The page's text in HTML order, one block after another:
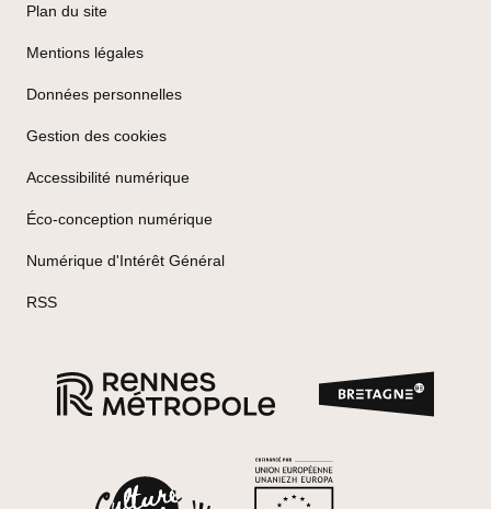
Plan du site
Mentions légales
Données personnelles
Gestion des cookies
Accessibilité numérique
Éco-conception numérique
Numérique d'Intérêt Général
RSS
Rennes Métropole
Label Culture Libre